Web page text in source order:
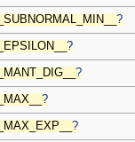
?
?
?
?
?